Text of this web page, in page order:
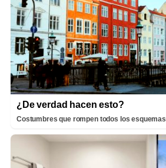
¿De verdad hacen esto?
Costumbres que rompen todos los esquemas